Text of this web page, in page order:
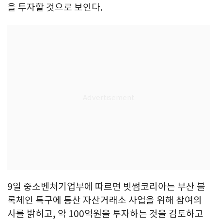
을 투자할 것으로 보인다.
9일 중소벤처기업부에 따르면 빗썸코리아는 부산 블
록체인 특구에 통산 자산거래소 사업을 위해 참여의
사를 밝히고, 약 100억원을 투자하는 것을 검토하고